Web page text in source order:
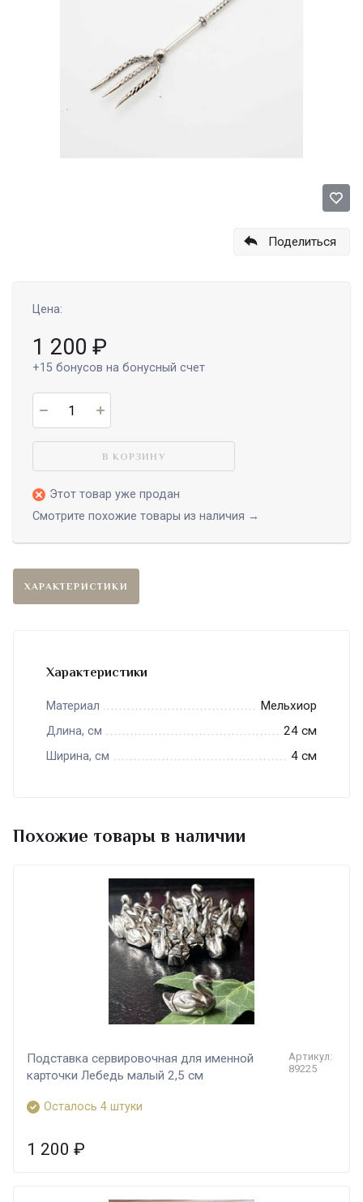
Поделиться
Цена:
1 200 ₽
+15 бонусов на бонусный счет
В КОРЗИНУ
Этот товар уже продан
Смотрите похожие товары из наличия →
ХАРАКТЕРИСТИКИ
Характеристики
Материал Мельхиор
Длина, см 24 см
Ширина, см 4 см
Похожие товары в наличии
Подставка сервировочная для именной
карточки Лебедь малый 2,5 см
Артикул:
89225
Осталось 4 штуки
1 200 ₽